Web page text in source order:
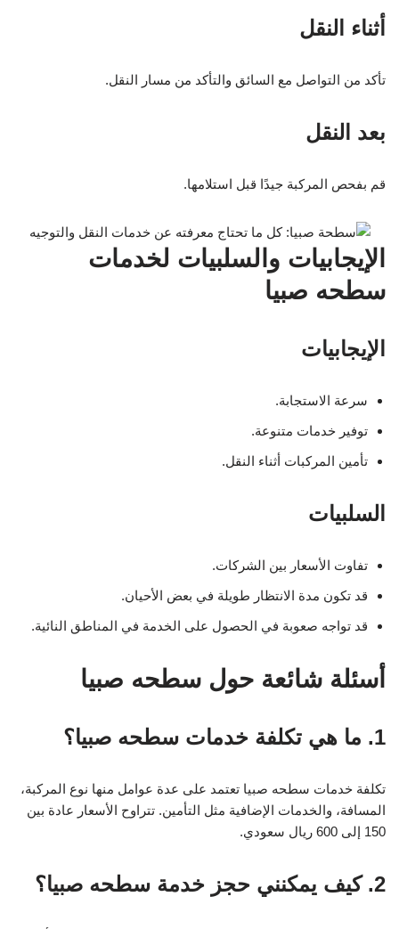
أثناء النقل
تأكد من التواصل مع السائق والتأكد من مسار النقل.
بعد النقل
قم بفحص المركبة جيدًا قبل استلامها.
الإيجابيات والسلبيات لخدمات
سطحه صبيا
الإيجابيات
سرعة الاستجابة.
توفير خدمات متنوعة.
تأمين المركبات أثناء النقل.
السلبيات
تفاوت الأسعار بين الشركات.
قد تكون مدة الانتظار طويلة في بعض الأحيان.
قد تواجه صعوبة في الحصول على الخدمة في المناطق النائية.
أسئلة شائعة حول سطحه صبيا
1. ما هي تكلفة خدمات سطحه صبيا؟
تكلفة خدمات سطحه صبيا تعتمد على عدة عوامل منها نوع المركبة،
المسافة، والخدمات الإضافية مثل التأمين. تتراوح الأسعار عادة بين
150 إلى 600 ريال سعودي.
2. كيف يمكنني حجز خدمة سطحه صبيا؟